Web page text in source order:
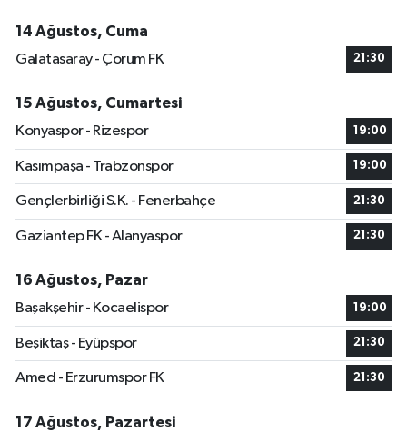
14 Ağustos, Cuma
Galatasaray - Çorum FK
21:30
15 Ağustos, Cumartesi
Konyaspor - Rizespor
19:00
Kasımpaşa - Trabzonspor 19:00
Gençlerbirliği S.K. - Fenerbahçe 21:30
Gaziantep FK - Alanyaspor 21:30
16 Ağustos, Pazar
Başakşehir - Kocaelispor
19:00
Beşiktaş - Eyüpspor 21:30
Amed - Erzurumspor FK 21:30
17 Ağustos, Pazartesi